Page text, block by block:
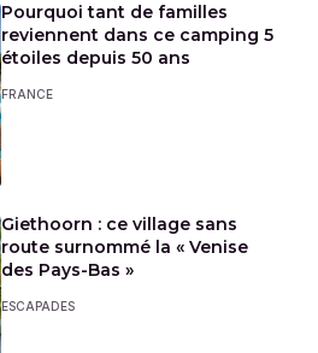
Pourquoi tant de familles
reviennent dans ce camping 5
étoiles depuis 50 ans
FRANCE
Giethoorn : ce village sans
route surnommé la « Venise
des Pays-Bas »
ESCAPADES